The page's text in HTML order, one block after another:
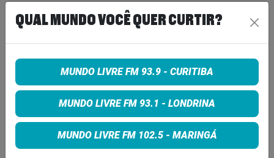
INSCREVA-SE
QUAL MUNDO VOCÊ QUER CURTIR?
MUNDO LIVRE FM 93.9 - CURITIBA
MUNDO LIVRE FM 93.1 - LONDRINA
MUNDO LIVRE FM 102.5 - MARINGÁ